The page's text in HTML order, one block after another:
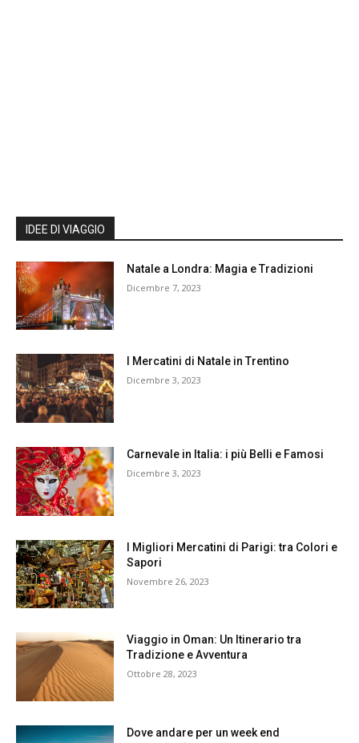
IDEE DI VIAGGIO
Natale a Londra: Magia e Tradizioni
Dicembre 7, 2023
I Mercatini di Natale in Trentino
Dicembre 3, 2023
Carnevale in Italia: i più Belli e Famosi
Dicembre 3, 2023
I Migliori Mercatini di Parigi: tra Colori e
Sapori
Novembre 26, 2023
Viaggio in Oman: Un Itinerario tra
Tradizione e Avventura
Ottobre 28, 2023
Dove andare per un week end